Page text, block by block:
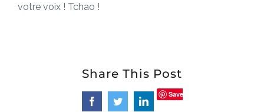
votre voix ! Tchao !
Share This Post
FacebookTwitterLinkedIn
Save